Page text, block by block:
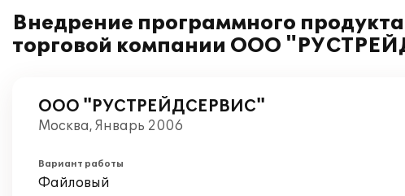
Внедрение программного
торговой компании ООО
ООО "РУСТРЕЙДСЕРВИС"
Москва, Январь 2006
Вариант работы
Файловый